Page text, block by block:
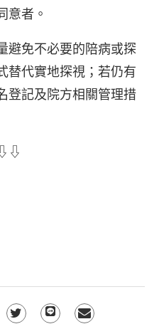
意者。
避免不必要的陪病或探
替代實地探視；若仍有
登記及院方相關管理措